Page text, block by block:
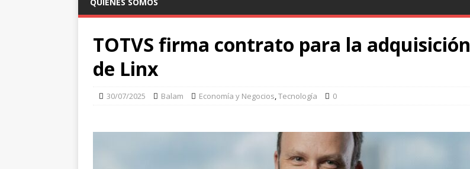
TOTVS firma contrato para la adquisición
de Linx
30/07/2025 Balam Economía y Negocios,Tecnología 0